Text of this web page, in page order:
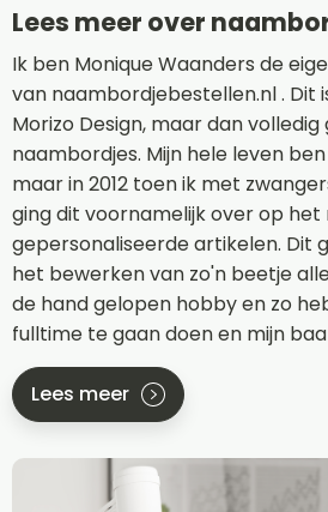
Lees meer over
Ik ben Monique Waanders de
van naambordjebestellen.nl . Dit
Morizo Design, maar dan
naambordjes. Mijn hele leven
maar in 2012 toen ik met
ging dit voornamelijk over op het
gepersonaliseerde artikelen. Dit
het bewerken van zo'n beetje
de hand gelopen hobby en zo
fulltime te gaan doen en mijn
Lees meer